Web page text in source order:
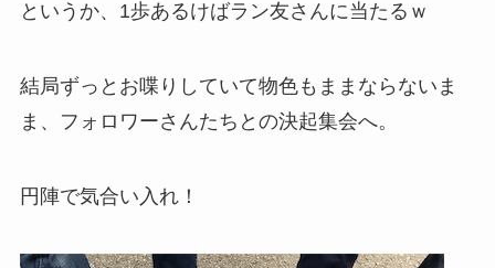
というか、1歩あるけばラン友さんに当たるｗ
結局ずっとお喋りしていて物色もままならないま
ま、フォロワーさんたちとの決起集会へ。
円陣で気合い入れ！